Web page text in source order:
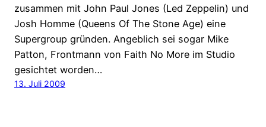
zusammen mit John Paul Jones (Led Zeppelin) und
Josh Homme (Queens Of The Stone Age) eine
Supergroup gründen. Angeblich sei sogar Mike
Patton, Frontmann von Faith No More im Studio
gesichtet worden…
13. Juli 2009